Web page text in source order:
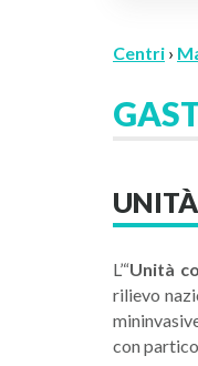
Centri ›
L’“Unità
rilievo
con